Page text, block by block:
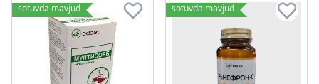
sotuvda mavjud sotuvda mavjud